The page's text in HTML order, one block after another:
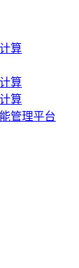
算
算
算
管理平台